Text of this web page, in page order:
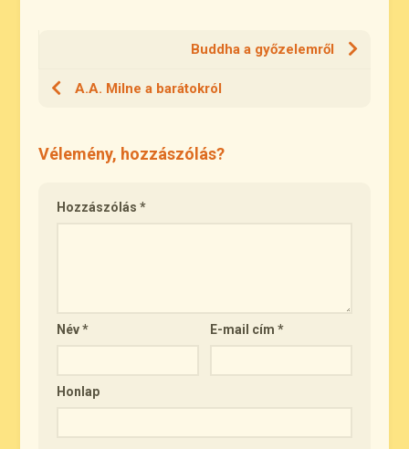
Buddha a győzelemről
A.A. Milne a barátokról
Vélemény, hozzászólás?
Hozzászólás*
Név* E-mail cím*
Honlap